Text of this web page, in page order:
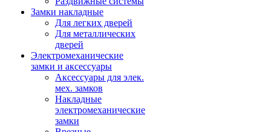
Замки накладные
Для легких дверей
Для металлических
дверей
Электромеханические
замки и аксессуары
Аксессуары для элек.
мех. замков
Накладные
электромеханические
замки